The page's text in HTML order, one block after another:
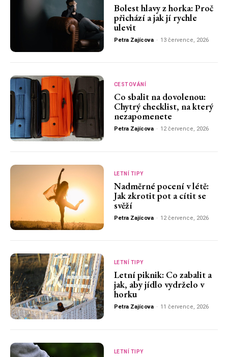
Bolest hlavy z horka: Proč
přichází a jak jí rychle
ulevit
Petra Zajícova - 13 července, 2026
CESTOVÁNÍ
Co sbalit na dovolenou:
Chytrý checklist, na který
nezapomenete
Petra Zajícova - 12 července, 2026
LETNÍ TIPY
Nadměrné pocení v létě:
Jak zkrotit pot a cítit se
svěží
Petra Zajícova - 12 července, 2026
LETNÍ TIPY
Letní piknik: Co zabalit a
jak, aby jídlo vydrželo v
horku
Petra Zajícova - 11 července, 2026
LETNÍ TIPY